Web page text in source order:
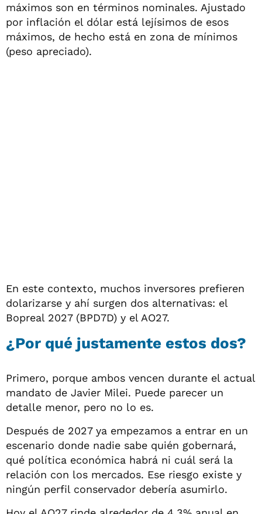
máximos son en términos nominales. Ajustado
por inflación el dólar está lejísimos de esos
máximos, de hecho está en zona de mínimos
(peso apreciado).
En este contexto, muchos inversores prefieren
dolarizarse y ahí surgen dos alternativas: el
Bopreal 2027 (BPD7D) y el AO27.
¿Por qué justamente estos dos?
Primero, porque ambos vencen durante el actual
mandato de Javier Milei. Puede parecer un
detalle menor, pero no lo es.
Después de 2027 ya empezamos a entrar en un
escenario donde nadie sabe quién gobernará,
qué política económica habrá ni cuál será la
relación con los mercados. Ese riesgo existe y
ningún perfil conservador debería asumirlo.